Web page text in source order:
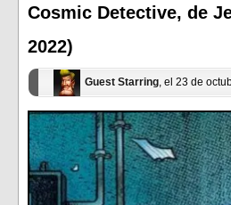
ventana
nueva)
ventana
nueva)
Cosmic Detective, de
2022)
Guest Starring, el 23 de